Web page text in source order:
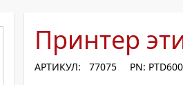
АРЕНДА ОБОРУДОВАНИЯ
Принтер
АРТИКУЛ: 77075 PN: